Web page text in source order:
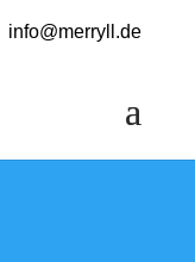
info@merryll.de